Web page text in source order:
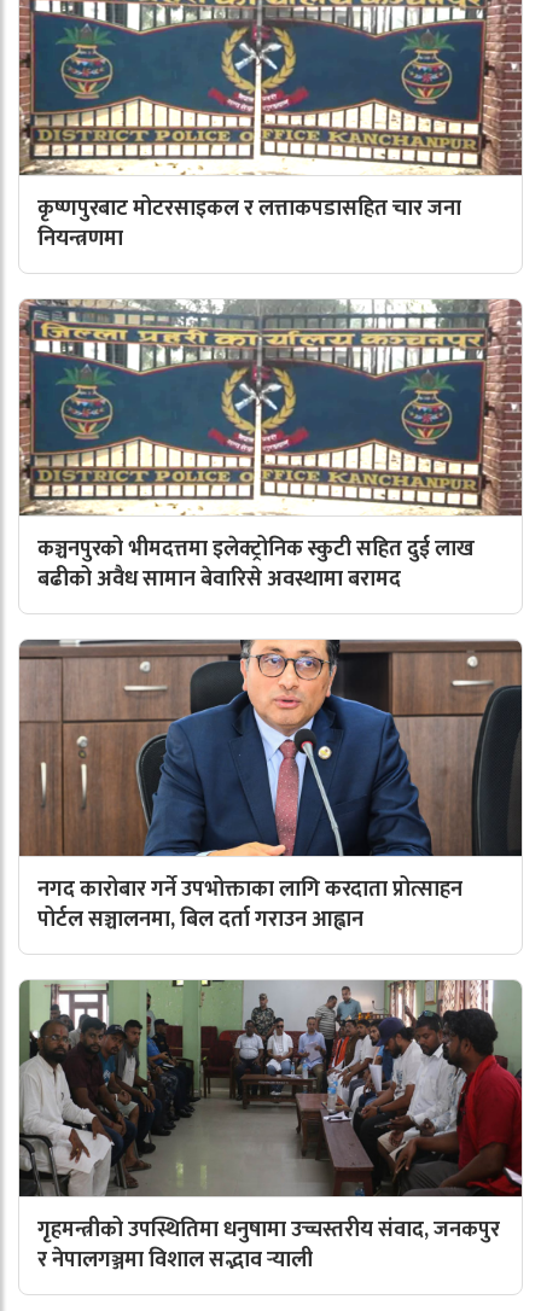
कृष्णपुरबाट मोटरसाइकल र लत्ताकपडासहित चार जना
नियन्त्रणमा
कञ्चनपुरको भीमदत्तमा इलेक्ट्रोनिक स्कुटी सहित दुई लाख
बढीको अवैध सामान बेवारिसे अवस्थामा बरामद
नगद कारोबार गर्ने उपभोक्ताका लागि करदाता प्रोत्साहन
पोर्टल सञ्चालनमा, बिल दर्ता गराउन आह्वान
गृहमन्त्रीको उपस्थितिमा धनुषामा उच्चस्तरीय संवाद, जनकपुर
र नेपालगञ्जमा विशाल सद्भाव र्‍याली